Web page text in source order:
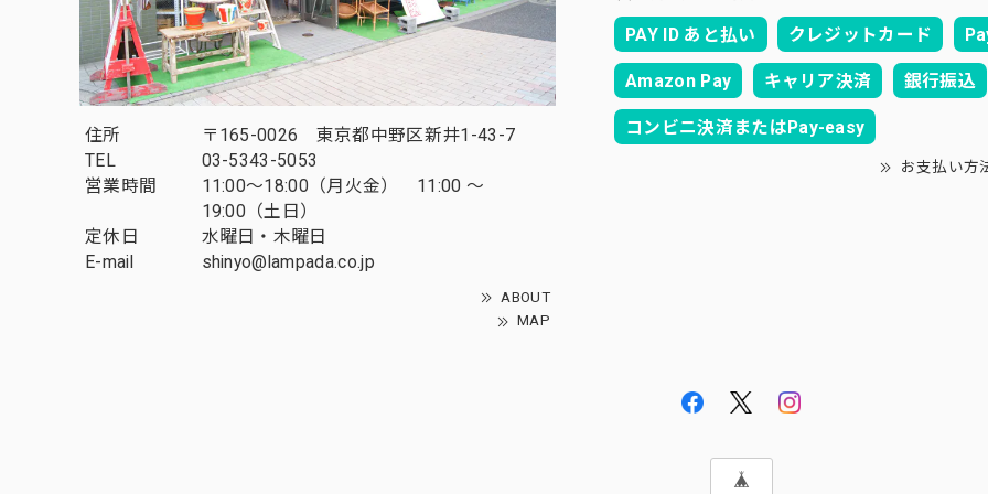
住所
〒165-0026 東京都中野区新井1-43-7
TEL
03-5343-5053
営業時間
11:00～18:00（月火金） 11:00 ～
19:00（土日）
定休日
水曜日・木曜日
E-mail
shinyo@lampada.co.jp
ABOUT
MAP
PAY ID あと払い
クレジットカード
Amazon Pay キャリア決済 銀行振込
コンビニ決済またはPay-easy
お支払い方